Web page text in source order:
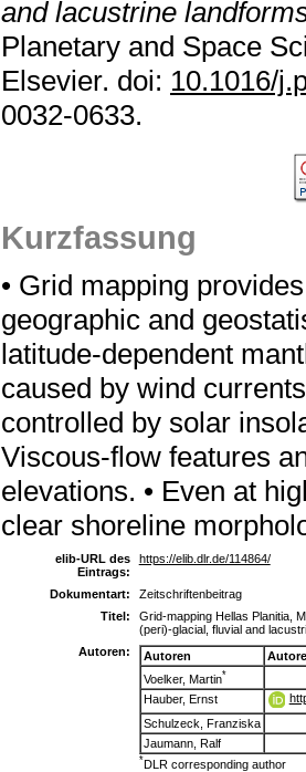
and lacustrine
Planetary and Space
Elsevier. doi: 10.1016/
0032-0633.
Kurzfassung
• Grid mapping
geographic and
latitude-dependent
caused by wind
controlled by solar
Viscous-flow features
elevations. • Even at
clear shoreline
elib-URL des
Eintrags:
https://elib.dlr.de/114864/
Dokumentart:
Zeitschriftenbeitrag
Titel:
Grid-mapping Hellas Planitia,
(peri)-glacial, fluvial and
Autoren:
Autoren
Voelker, Martin*
Hauber, Ernst
Schulzeck, Franziska
Jaumann, Ralf
*DLR corresponding author